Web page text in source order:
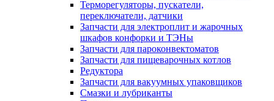
Терморегуляторы, пускатели,
переключатели, датчики
Запчасти для электроплит и жарочных
шкафов конфорки и ТЭНы
Запчасти для пароконвектоматов
Запчасти для пищеварочных котлов
Редуктора
Запчасти для вакуумных упаковщиков
Смазки и лубриканты